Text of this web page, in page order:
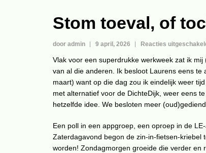
Stom toeval, of
door admin 9 april, 2026 Reacties
Vlak voor een superdrukke werkweek zat ik
van al die anderen. Ik besloot Laurens eens
maart) want op die dag zou ik eindelijk weer
met alternatief voor de DichteDijk, weer eens
hetzelfde idee. We besloten meer
Een poll in een appgroep, een oproep in de
Zaterdagavond begon de zin-in-fietsen-kriebel
worden! Zondagmorgen groeide die verder en